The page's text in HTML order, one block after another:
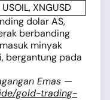
USOIL, XNGUSD
dolar AS,
berbanding
minyak
bergantung pada
Emas —
gold-trading-